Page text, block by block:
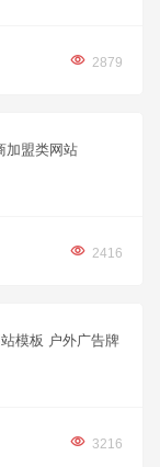
2879
加盟类网站
2416
模板 户外广告牌
3216